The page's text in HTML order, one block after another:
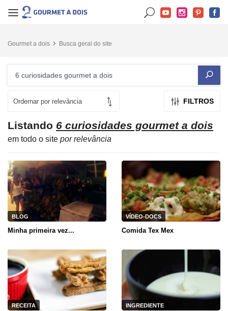
Gourmet a dois Busca geral do site
FILTROS
Listando 6 curiosidades gourmet a dois
em todo o site por relevância
BLOG
Minha primeira vez...
VÍDEO-DOCS
Comida Tex Mex
RECEITA INGREDIENTE